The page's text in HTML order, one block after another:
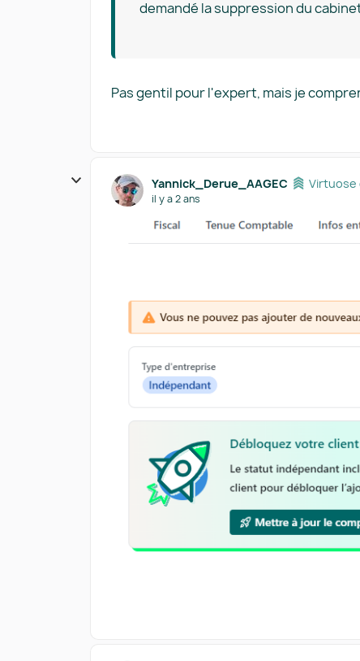
demandé la suppression du
Pas gentil pour l'expert, mais je
Yannick_Derue_AAGEC Virtuose
il y a 2 ans